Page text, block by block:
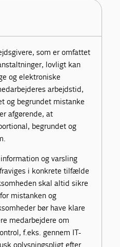
som er omfattet
lovligt kan
og elektroniske
arbejdstid,
og begrundet mistanke
afgørende, at
begrundet og
og varsling
i konkrete tilfælde
skal altid sikre
mistanken og
bør have klare
medarbejdere om
f.eks. gennem IT-
oplysningspligt efter